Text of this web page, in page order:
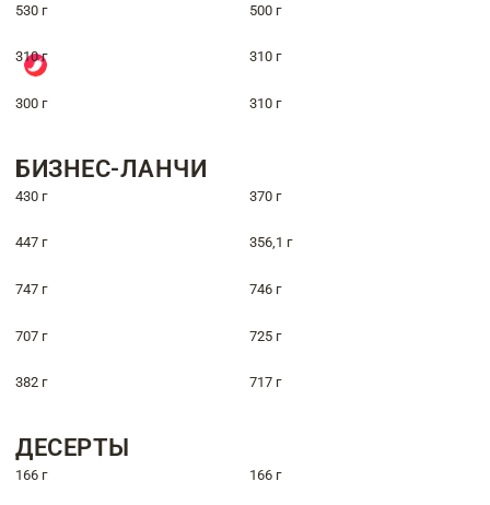
530 г 500 г
310 г 310 г
300 г 310 г
БИЗНЕС-ЛАНЧИ
430 г 370 г
447 г 356,1 г
747 г 746 г
707 г 725 г
382 г 717 г
ДЕСЕРТЫ
166 г 166 г